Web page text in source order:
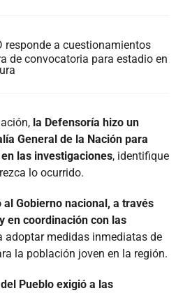
responde a cuestionamientos
de convocatoria para estadio en
la Defensoría hizo un
General de la Nación para
las investigaciones, identifique
lo ocurrido.
al Gobierno nacional, a través
en coordinación con las
adoptar medidas inmediatas de
la población joven en la región.
Pueblo exigió a las